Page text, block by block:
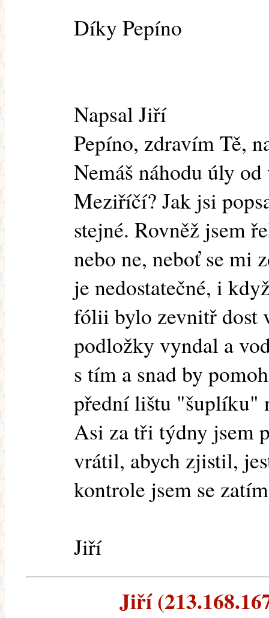
Díky Pepíno
Napsal Jiří
Pepíno, zdravím Tě,
Nemáš náhodu úly
Meziříčí? Jak jsi
stejné. Rovněž jsem
nebo ne, neboť se mi
je nedostatečné, i
fólii bylo zevnitř dost
podložky vyndal a
s tím a snad by
přední lištu "šuplíku"
Asi za tři týdny jsem
vrátil, abych zjistil,
kontrole jsem se
Jiří
Jiří